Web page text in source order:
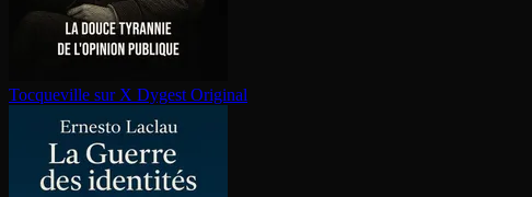
Tocqueville sur X Dygest Original